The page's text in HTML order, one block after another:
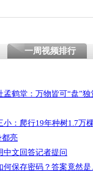
一周视频排行
孟鹤堂：万物皆可“盘”
小：爬行19年种树1.7万
都亮
中文回答记者提问
何保存密码？答案竟然